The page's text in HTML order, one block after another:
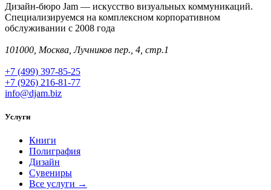
Дизайн-бюро Jam — искусство визуальных коммуникаций.
Специализируемся на комплексном корпоративном
обслуживании с 2008 года
101000, Москва, Лучников пер., 4, стр.1
+7 (499) 397-85-25
+7 (926) 216-81-77
info@djam.biz
Услуги
Книги
Полиграфия
Дизайн
Сувениры
Все услуги →